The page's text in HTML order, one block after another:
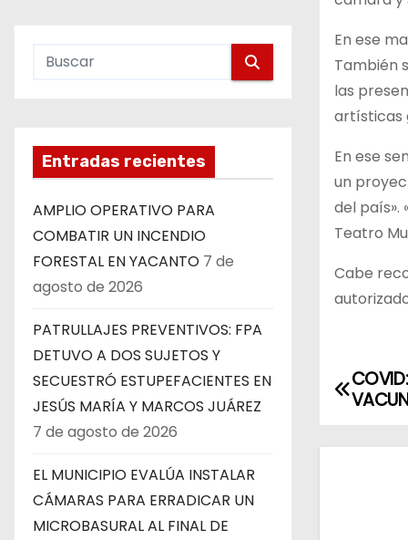
Entradas recientes
AMPLIO OPERATIVO PARA
COMBATIR UN INCENDIO
FORESTAL EN YACANTO 7 de
agosto de 2026
PATRULLAJES PREVENTIVOS: FPA
DETUVO A DOS SUJETOS Y
SECUESTRÓ ESTUPEFACIENTES EN
JESÚS MARÍA Y MARCOS JUÁREZ
7 de agosto de 2026
EL MUNICIPIO EVALÚA INSTALAR
CÁMARAS PARA ERRADICAR UN
MICROBASURAL AL FINAL DE
En ese
También
las
artísticas
En ese
un
del país».
Teatro
Cabe
N